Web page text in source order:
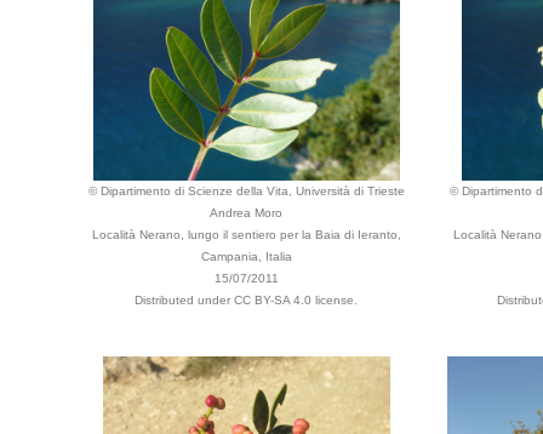
© Dipartimento di Scienze della Vita, Università di Trieste
Andrea Moro
Località Nerano, lungo il sentiero per la Baia di Ieranto,
Campania, Italia
15/07/2011
Distributed under CC BY-SA 4.0 license.
© Dipartimento
Località